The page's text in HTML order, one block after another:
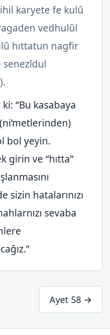
karyete fe kulû
vedhulûl
hıttatun nagfir
“Bu kasabaya
bol yeyin.
girin ve “hıtta”
sizin hatalarınızı
sevaba
Ayet 58 →